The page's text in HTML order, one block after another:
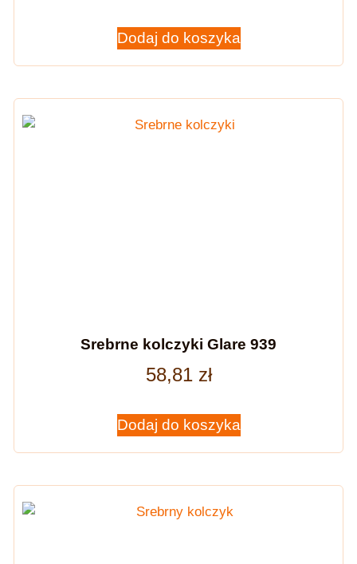
Dodaj do koszyka
Srebrne kolczyki Glare 939
58,81 zł
Dodaj do koszyka